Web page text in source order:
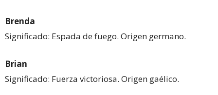
Brenda
Significado: Espada de fuego. Origen germano.
Brian
Significado: Fuerza victoriosa. Origen gaélico.